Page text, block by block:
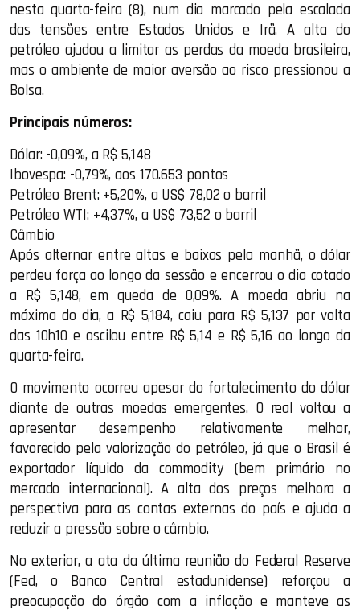
nesta quarta-feira (8), num dia marcado pela escalada
das tensões entre Estados Unidos e Irã. A alta do
petróleo ajudou a limitar as perdas da moeda brasileira,
mas o ambiente de maior aversão ao risco pressionou a
Bolsa.
Principais números:
Dólar: -0,09%, a R$ 5,148
Ibovespa: -0,79%, aos 170.653 pontos
Petróleo Brent: +5,20%, a US$ 78,02 o barril
Petróleo WTI: +4,37%, a US$ 73,52 o barril
Câmbio
Após alternar entre altas e baixas pela manhã, o dólar
perdeu força ao longo da sessão e encerrou o dia cotado
a R$ 5,148, em queda de 0,09%. A moeda abriu na
máxima do dia, a R$ 5,184, caiu para R$ 5,137 por volta
das 10h10 e oscilou entre R$ 5,14 e R$ 5,16 ao longo da
quarta-feira.
O movimento ocorreu apesar do fortalecimento do dólar
diante de outras moedas emergentes. O real voltou a
apresentar desempenho relativamente melhor,
favorecido pela valorização do petróleo, já que o Brasil é
exportador líquido da commodity (bem primário no
mercado internacional). A alta dos preços melhora a
perspectiva para as contas externas do país e ajuda a
reduzir a pressão sobre o câmbio.
No exterior, a ata da última reunião do Federal Reserve
(Fed, o Banco Central estadunidense) reforçou a
preocupação do órgão com a inflação e manteve as